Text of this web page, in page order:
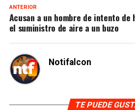
ANTERIOR
Acusan a un hombre de intento
el suministro de aire a un buzo
Notifalcon
TE PUEDE